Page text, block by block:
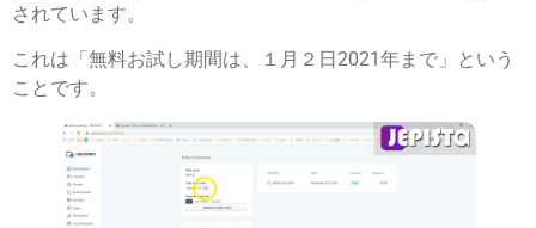
されています。
これは「無料お試し期間は、１月２日2021年まで」という
ことです。